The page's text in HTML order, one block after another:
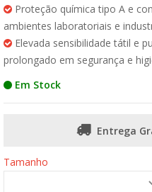
Proteção química tipo A e
ambientes laboratoriais e
Elevada sensibilidade tátil e
prolongado em segurança e
Em Stock
Entrega
Tamanho